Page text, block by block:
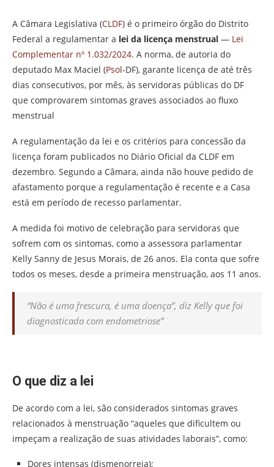
A Câmara Legislativa (CLDF) é o primeiro órgão do Distrito
Federal a regulamentar a lei da licença menstrual — Lei
Complementar nº 1.032/2024. A norma, de autoria do
deputado Max Maciel (Psol-DF), garante licença de até três
dias consecutivos, por mês, às servidoras públicas do DF
que comprovarem sintomas graves associados ao fluxo
menstrual
A regulamentação da lei e os critérios para concessão da
licença foram publicados no Diário Oficial da CLDF em
dezembro. Segundo a Câmara, ainda não houve pedido de
afastamento porque a regulamentação é recente e a Casa
está em período de recesso parlamentar.
A medida foi motivo de celebração para servidoras que
sofrem com os sintomas, como a assessora parlamentar
Kelly Sanny de Jesus Morais, de 26 anos. Ela conta que sofre
todos os meses, desde a primeira menstruação, aos 11 anos.
“Não é uma frescura, é uma doença”, diz Kelly que foi
diagnosticada com endometriose”
O que diz a lei
De acordo com a lei, são considerados sintomas graves
relacionados à menstruação “aqueles que dificultem ou
impeçam a realização de suas atividades laborais”, como:
Dores intensas (dismenorreia);